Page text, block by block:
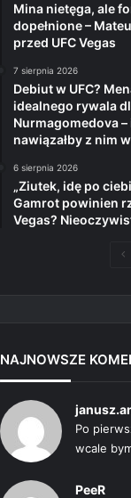
Mina nietęga, ale
dopełnione –
przed UFC Vegas
7 sierpnia 2026
Debiut w UFC?
idealnego rywala
Nurmagomedova
nawiązałby z nim
6 sierpnia 2026
„Ziutek, idę po
Gamrot powinien
Vegas?
NAJNOWSZE
Po
wcale
PeeR